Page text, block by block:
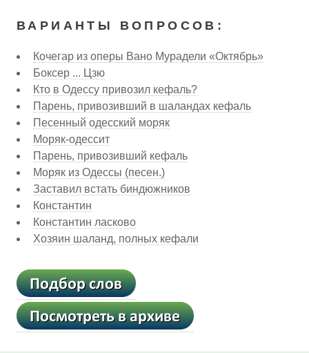
ВАРИАНТЫ ВОПРОСОВ:
Кочегар из оперы Вано Мурадели «Октябрь»
Боксер ... Цзю
Кто в Одессу привозил кефаль?
Парень, привозивший в шаландах кефаль
Песенный одесский моряк
Моряк-одессит
Парень, привозивший кефаль
Моряк из Одессы (песен.)
Заставил встать биндюжников
Константин
Константин ласково
Хозяин шаланд, полных кефали